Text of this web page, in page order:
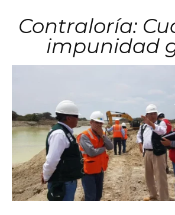
Contraloría:
impunidad